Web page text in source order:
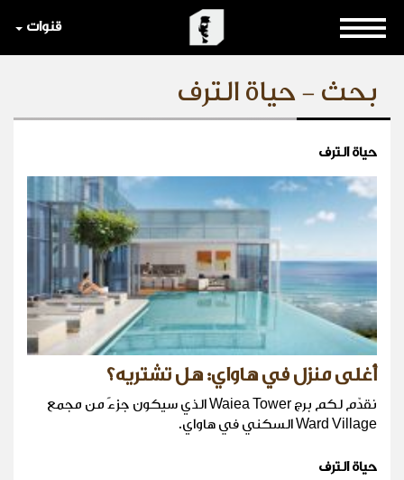
قنوات
بحث - حياة الترف
حياة الترف
أغلى منزل في هاواي: هل تشتريه؟
نقدّم لكم برج Waiea Tower الذي سيكون جزءً من مجمع
Ward Village السكني في هاواي.
حياة الترف